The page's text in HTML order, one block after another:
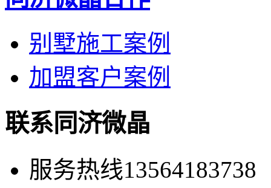
别墅施工案例
加盟客户案例
联系同济微晶
服务热线13564183738